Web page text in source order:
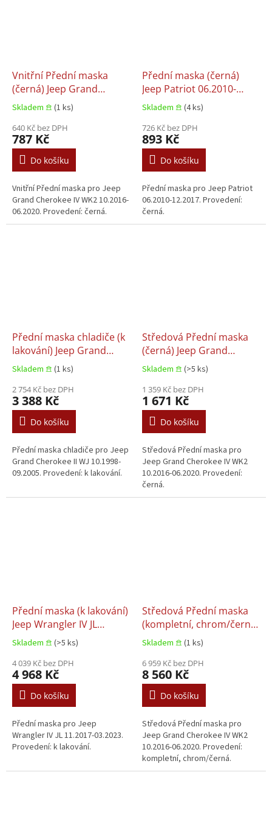
Vnitřní Přední maska
(černá) Jeep Grand
Cherokee IV WK2
10.2016-06.2020
Skladem 𖠿 (1 ks)
640 Kč bez DPH
787 Kč
Do košíku
Vnitřní Přední maska pro Jeep
Grand Cherokee IV WK2 10.2016-
06.2020. Provedení: černá.
Přední maska (černá)
Jeep Patriot 06.2010-
12.2017
Skladem 𖠿 (4 ks)
726 Kč bez DPH
893 Kč
Do košíku
Přední maska pro Jeep Patriot
06.2010-12.2017. Provedení:
černá.
Přední maska chladiče (k
lakování) Jeep Grand
Cherokee II WJ 10.1998-
Skladem 𖠿 (1 ks)
2 754 Kč bez DPH
3 388 Kč
Do košíku
Přední maska chladiče pro Jeep
Grand Cherokee II WJ 10.1998-
09.2005. Provedení: k lakování.
Středová Přední maska
(černá) Jeep Grand
Cherokee IV WK2
10.2016-06.2020
Skladem 𖠿 (>5 ks)
1 359 Kč bez DPH
1 671 Kč
Do košíku
Středová Přední maska pro
Jeep Grand Cherokee IV WK2
10.2016-06.2020. Provedení:
černá.
Přední maska (k lakování)
Jeep Wrangler IV JL
11.2017-03.2023
Skladem 𖠿 (>5 ks)
4 039 Kč bez DPH
4 968 Kč
Do košíku
Přední maska pro Jeep
Wrangler IV JL 11.2017-03.2023.
Provedení: k lakování.
Středová Přední maska
(kompletní, chrom/černá)
Jeep Grand Cherokee IV
WK2 10.2016-06.2020
Skladem 𖠿 (1 ks)
6 959 Kč bez DPH
8 560 Kč
Do košíku
Středová Přední maska pro
Jeep Grand Cherokee IV WK2
10.2016-06.2020. Provedení:
kompletní, chrom/černá.